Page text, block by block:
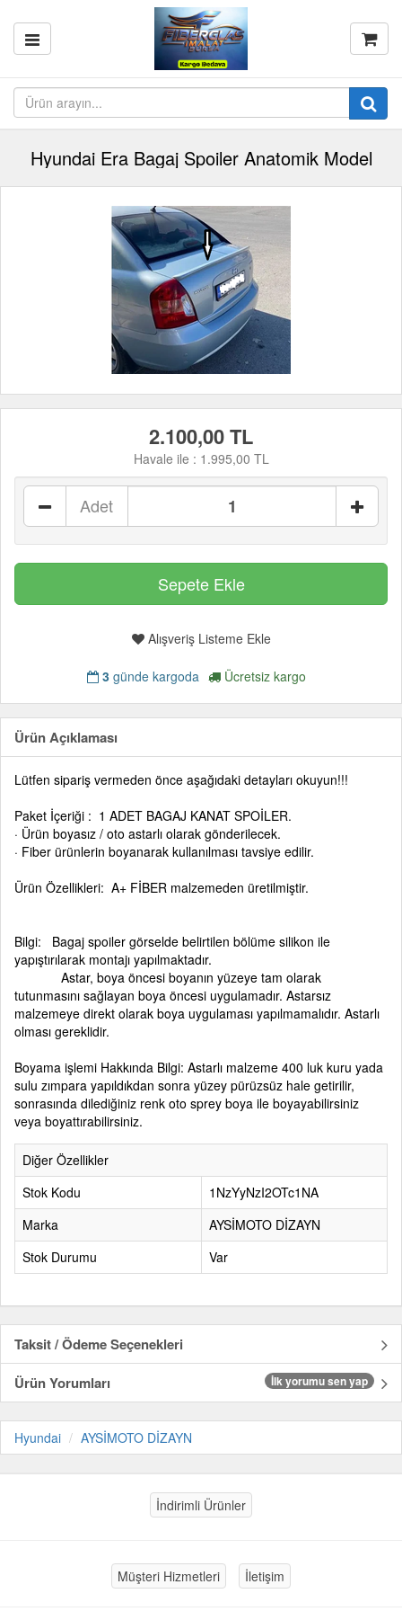
Hyundai Era Bagaj Spoiler Anatomik Model
2.100,00 TL
Havale ile : 1.995,00 TL
Adet
Alışveriş Listeme Ekle
3 günde kargoda Ücretsiz kargo
Ürün Açıklaması
Lütfen sipariş vermeden önce aşağıdaki detayları okuyun!!!
Paket İçeriği : 1 ADET BAGAJ KANAT SPOİLER.
· Ürün boyasız / oto astarlı olarak gönderilecek.
· Fiber ürünlerin boyanarak kullanılması tavsiye edilir.
Ürün Özellikleri: A+ FİBER malzemeden üretilmiştir.
Bilgi: Bagaj spoiler görselde belirtilen bölüme silikon ile
yapıştırılarak montajı yapılmaktadır.
Astar, boya öncesi boyanın yüzeye tam olarak
tutunmasını sağlayan boya öncesi uygulamadır. Astarsız
malzemeye direkt olarak boya uygulaması yapılmamalıdır. Astarlı
olması gereklidir.
Boyama işlemi Hakkında Bilgi: Astarlı malzeme 400 luk kuru yada
sulu zımpara yapıldıkdan sonra yüzey pürüzsüz hale getirilir,
sonrasında dilediğiniz renk oto sprey boya ile boyayabilirsiniz
veya boyattırabilirsiniz.
Diğer Özellikler
Stok Kodu
1NzYyNzI2OTc1NA
Marka
AYSİMOTO DİZAYN
Stok Durumu
Var
Taksit / Ödeme Seçenekleri
Ürün Yorumları
İlk yorumu sen yap
Hyundai AYSİMOTO DİZAYN
İndirimli Ürünler
Müşteri Hizmetleri İletişim